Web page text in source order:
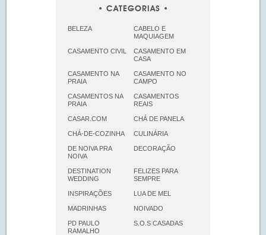
CATEGORIAS
BELEZA
CABELO E
MAQUIAGEM
CASAMENTO CIVIL
CASAMENTO EM
CASA
CASAMENTO NA
PRAIA
CASAMENTO NO
CAMPO
CASAMENTOS NA
PRAIA
CASAMENTOS
REAIS
CASAR.COM CHÁ DE PANELA
CHÁ-DE-COZINHA CULINÁRIA
DE NOIVA PRA
NOIVA
DECORAÇÃO
DESTINATION
WEDDING
FELIZES PARA
SEMPRE
INSPIRAÇÕES LUA DE MEL
MADRINHAS NOIVADO
PD PAULO
RAMALHO
S.O.S CASADAS